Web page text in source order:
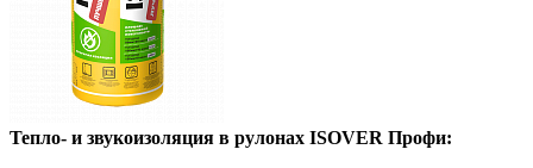
Тепло- и звукоизоляция в рулонах ISOVER Профи: